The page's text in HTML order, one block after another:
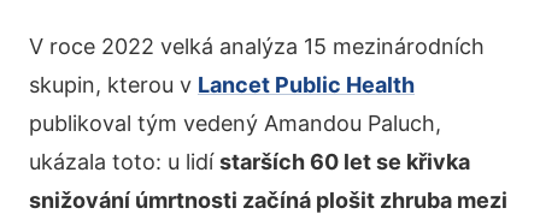
V roce 2022 velká analýza 15 mezinárodních
skupin, kterou v Lancet Public Health
publikoval tým vedený Amandou Paluch,
ukázala toto: u lidístarších 60 let se křivka
snižování úmrtnosti začíná plošit zhruba mezi